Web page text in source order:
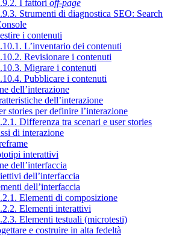
I fattori off-page
Strumenti di diagnostica SEO: Search
i contenuti
L’inventario dei contenuti
Revisionare i contenuti
Migrare i contenuti
Pubblicare i contenuti
dell’interazione
dell’interazione
stories per definire l’interazione
Differenza tra scenari e user stories
di interazione
interattivi
dell’interfaccia
dell’interfaccia
dell’interfaccia
Elementi di composizione
Elementi interattivi
Elementi testuali (microtesti)
e costruire in alta fedeltà